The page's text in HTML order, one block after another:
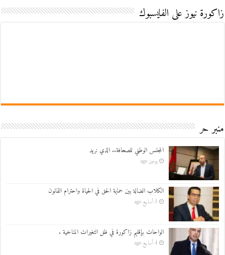
زاكورة نيوز على الفايسبوك
منبر حر
المجلس الوطني للصحافة.. الذي نريد
يومين ago
الكلاب الضالة بين حماية الحق في الحياة واحترام القانون
3 أسابيع ago
الواحات بإقليم زاكورة في ظل التغيرات المناخية .
4 أسابيع ago